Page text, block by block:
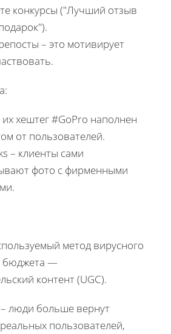
конкурсы ("Лучший отзыв
– это мотивирует
их хештег #GoPro наполнен
от пользователей.
– клиенты сами
фото с фирменными
метод вирусного
бюджета —
контент (UGC).
люди больше вернут
пользователей,